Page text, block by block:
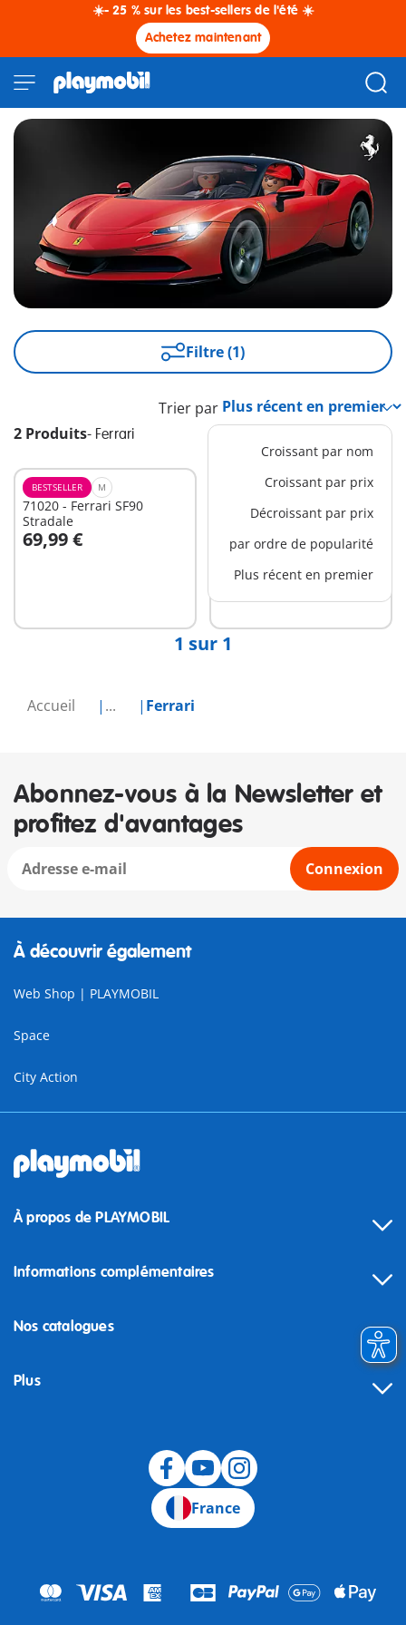
☀️- 25 % sur les best-sellers de l'été ☀️
Achetez maintenant
Accueil ... Ferrari
Filtre (1)
2 Produits- Ferrari
Trier par
Croissant par nom
Croissant par prix
Décroissant par prix
par ordre de popularité
Plus récent en premier
BESTSELLER M
71020 - Ferrari SF90
Stradale
69,99 €
Au panier
71856 - PLAYMOBIL X
Ferrari 250 GTO
19,99 €
Non
disponible
1 sur 1
Abonnez-vous à la Newsletter et
profitez d'avantages
Connexion
À découvrir également
Web Shop | PLAYMOBIL
Space
City Action
À propos de PLAYMOBIL
Informations complémentaires
Nos catalogues
Plus
France